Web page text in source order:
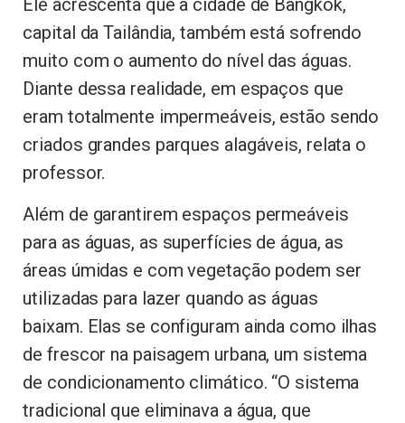
Ele acrescenta que a cidade de Bangkok,
capital da Tailândia, também está sofrendo
muito com o aumento do nível das águas.
Diante dessa realidade, em espaços que
eram totalmente impermeáveis, estão sendo
criados grandes parques alagáveis, relata o
professor.
Além de garantirem espaços permeáveis
para as águas, as superfícies de água, as
áreas úmidas e com vegetação podem ser
utilizadas para lazer quando as águas
baixam. Elas se configuram ainda como ilhas
de frescor na paisagem urbana, um sistema
de condicionamento climático. “O sistema
tradicional que eliminava a água, que